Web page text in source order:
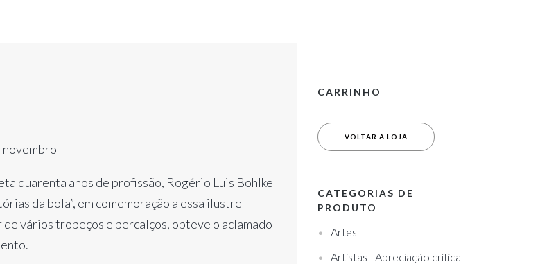
novembro
quarenta anos de profissão, Rogério Luis Bohlke
da bola”, em comemoração a essa ilustre
vários tropeços e percalços, obteve o aclamado
CARRINHO
VOLTAR A LOJA
CATEGORIAS DE
PRODUTO
Artes
Artistas - Apreciação crítica